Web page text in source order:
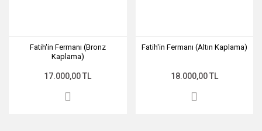
Fatih'in Fermanı (Bronz
Kaplama)
17.000,00 TL
Fatih'in Fermanı (Altın Kaplama)
18.000,00 TL